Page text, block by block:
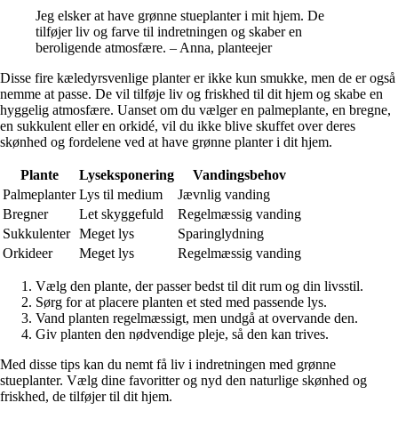
Jeg elsker at have grønne stueplanter i mit hjem. De
tilføjer liv og farve til indretningen og skaber en
beroligende atmosfære. – Anna, planteejer
Disse fire kæledyrsvenlige planter er ikke kun smukke, men de er også
nemme at passe. De vil tilføje liv og friskhed til dit hjem og skabe en
hyggelig atmosfære. Uanset om du vælger en palmeplante, en bregne,
en sukkulent eller en orkidé, vil du ikke blive skuffet over deres
skønhed og fordelene ved at have grønne planter i dit hjem.
Plante Lyseksponering
Vandingsbehov
Palmeplanter Lys til medium
Jævnlig vanding
Bregner
Let skyggefuld
Regelmæssig vanding
Sukkulenter Meget lys
Sparinglydning
Orkideer
Meget lys Regelmæssig vanding
Vælg den plante, der passer bedst til dit rum og din livsstil.
Sørg for at placere planten et sted med passende lys.
Vand planten regelmæssigt, men undgå at overvande den.
Giv planten den nødvendige pleje, så den kan trives.
Med disse tips kan du nemt få liv i indretningen med grønne
stueplanter. Vælg dine favoritter og nyd den naturlige skønhed og
friskhed, de tilføjer til dit hjem.